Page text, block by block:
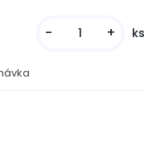
- + ks